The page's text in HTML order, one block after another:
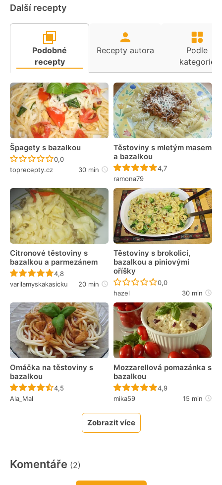
Další recepty
Podobné
recepty
Recepty autora
Podle
kategorie
Špagety s bazalkou
Recept ještě nebyl hodnocen
0,0
toprecepty.cz
30 min
Těstoviny s mletým masem
a bazalkou
Recept ještě nebyl
4,7
ramona79
Citronové těstoviny s
bazalkou a parmezánem
Recept ještě nebyl hodnocen
4,8
varilamyskakasicku
20 min
Těstoviny s brokolicí,
bazalkou a piniovými
oříšky
Recept ještě nebyl
0,0
hazel
30 min
Omáčka na těstoviny s
bazalkou
Recept ještě nebyl hodnocen
4,5
Ala_Mal
Mozzarellová pomazánka s
bazalkou
Recept ještě nebyl
4,9
mika59
15 min
Zobrazit více
Komentáře (2)